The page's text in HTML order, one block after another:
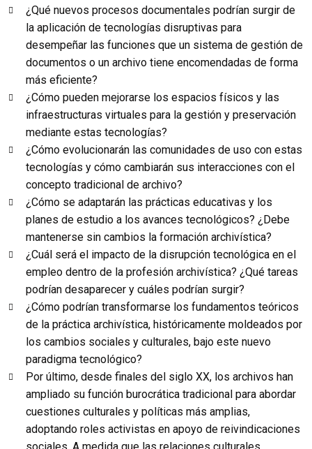
¿Qué nuevos procesos documentales podrían surgir de
la aplicación de tecnologías disruptivas para
desempeñar las funciones que un sistema de gestión de
documentos o un archivo tiene encomendadas de forma
más eficiente?
¿Cómo pueden mejorarse los espacios físicos y las
infraestructuras virtuales para la gestión y preservación
mediante estas tecnologías?
¿Cómo evolucionarán las comunidades de uso con estas
tecnologías y cómo cambiarán sus interacciones con el
concepto tradicional de archivo?
¿Cómo se adaptarán las prácticas educativas y los
planes de estudio a los avances tecnológicos? ¿Debe
mantenerse sin cambios la formación archivística?
¿Cuál será el impacto de la disrupción tecnológica en el
empleo dentro de la profesión archivística? ¿Qué tareas
podrían desaparecer y cuáles podrían surgir?
¿Cómo podrían transformarse los fundamentos teóricos
de la práctica archivística, históricamente moldeados por
los cambios sociales y culturales, bajo este nuevo
paradigma tecnológico?
Por último, desde finales del siglo XX, los archivos han
ampliado su función burocrática tradicional para abordar
cuestiones culturales y políticas más amplias,
adoptando roles activistas en apoyo de reivindicaciones